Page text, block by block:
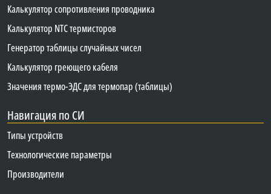
Калькулятор сопротивления проводника
Калькулятор NTC термисторов
Генератор таблицы случайных чисел
Калькулятор греющего кабеля
Значения термо-ЭДС для термопар (таблицы)
Навигация по СИ
Типы устройств
Технологические параметры
Производители